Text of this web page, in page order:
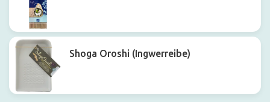
Shoga Oroshi (Ingwerreibe)